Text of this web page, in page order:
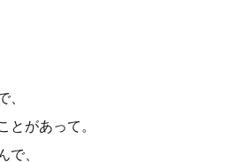
、
とがあって。
で、